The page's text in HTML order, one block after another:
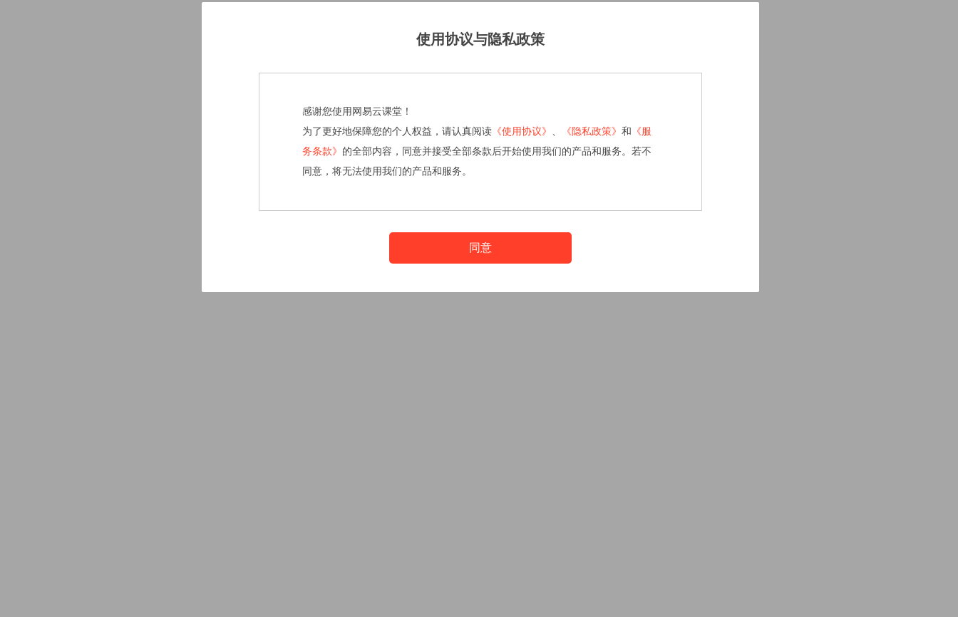
使用协议与隐私政策
感谢您使用网易云课堂！
为了更好地保障您的个人权益，请认真阅读 《使用协议》 《隐私政策》 和 《服
务条款》 的全部内容，同意并接受全部条款后开始使用我们的产品和服务。若不
同意，将无法使用我们的产品和服务。
同意